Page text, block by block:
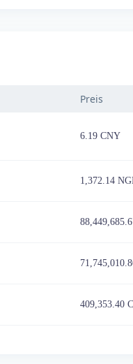
Preis
6.19 CNY
1,372.14
409,353.40